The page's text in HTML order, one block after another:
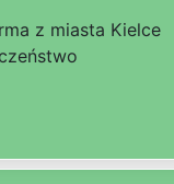
z miasta Kielce